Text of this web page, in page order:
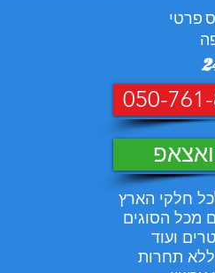
פרטי
חלקי הארץ
מכל הסוגים
ועוד
תחרות